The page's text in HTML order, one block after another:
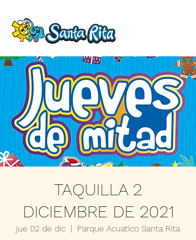
TAQUILLA 2
DICIEMBRE DE 2021
jue 02 de dic
  |
Parque Acuatico Santa Rita